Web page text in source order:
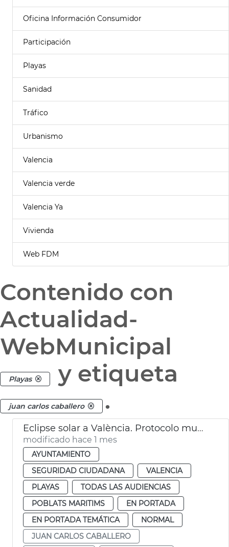
Oficina Información Consumidor
Participación
Playas
Sanidad
Tráfico
Urbanismo
Valencia
Valencia verde
Valencia Ya
Vivienda
Web FDM
Contenido con
Actualidad-
WebMunicipal
Playas y etiqueta
juan carlos caballero .
Eclipse solar a València. Protocolo municipal.
modificado hace 1 mes
AYUNTAMIENTO
SEGURIDAD CIUDADANA
VALENCIA
PLAYAS
TODAS LAS AUDIENCIAS
POBLATS MARITIMS
EN PORTADA
EN PORTADA TEMÁTICA
NORMAL
JUAN CARLOS CABALLERO